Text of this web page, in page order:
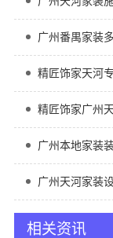
精匠饰家天河
相关资讯